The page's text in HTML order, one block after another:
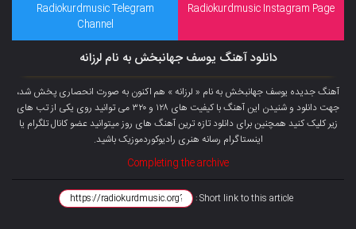
Radiokurdmusic Instagram Page
Radiokurdmusic Telegram
Channel
دانلود آهنگ یوسف جهانبخش به نام لرزانه
آهنگ جدیده یوسف جهانبخش به نام « لرزانه » هم اکنون به صورت انحصاری پخش شد،
جهت دانلود و شنیدن این آهنگ با کیفیت های ۱۲۸ و ۳۲۰ می توانید روی یکی از تب های
زیر کلیک کنید همچنین برای دانلود تازه ترین آهنگ های روز میتوانیدعضو کانال تلگرام یا
اینستاگرام رسانه هنری رادیوکوردموزیک باشید.
Completing the archive
Short link to this article :